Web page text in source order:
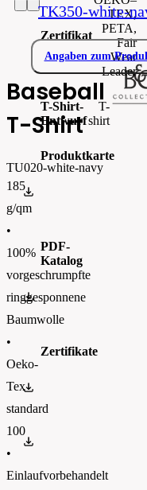
Baseball
T-Shirt
TU020-white-navy
185
g/qm
•
100%
vorgeschrumpfte
ringgesponnene
Baumwolle
•
Oeko-
Tex
standard
100
•
Einlaufvorbehandelt
Zertifikat
TEX,
PETA,
Fair
Wear
Leader
T-Shirt-
Entwurf
T-
shirt
Produktkarte
PDF-
Katalog
Zertifikate
TK350-white-
Angaben zum